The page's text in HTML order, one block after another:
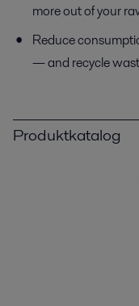
more out of your
Reduce
— and recycle
Produktkatalog